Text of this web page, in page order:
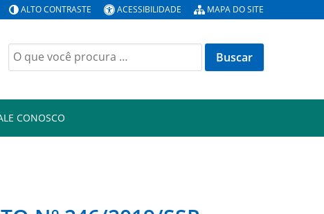
ALTO CONTRASTE ACESSIBILIDADE MAPA DO SITE
Buscar
por:
CONOSCO